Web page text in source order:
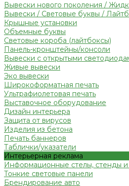
Вывески нового поколения /
Вывески / Световые буквы /
Крышные установки
Объемные буквы
Световые короба (лайтбоксы)
Панель-кронштейны/консоли
Вывески с открытыми
Живые вывески
Эко вывески
Широкоформатная печать
Ультрафиолетовая печать
Выставочное оборудование
Дизайн интерьера
Защита от вирусов
Изделия из бетона
Печать баннеров
Таблички/указатели
Интерьерная реклама
Информационные стелы, стенды
Тонкие световые панели
Брендирование авто